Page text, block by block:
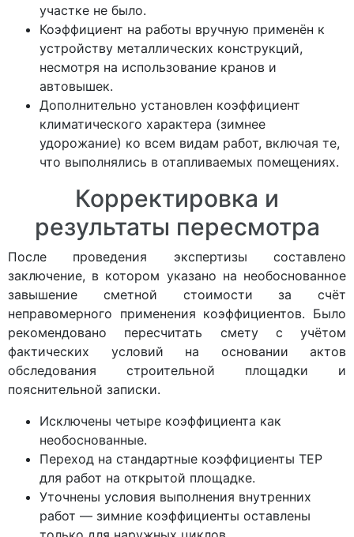
участке не было.
Коэффициент на работы вручную применён к
устройству металлических конструкций,
несмотря на использование кранов и
автовышек.
Дополнительно установлен коэффициент
климатического характера (зимнее
удорожание) ко всем видам работ, включая те,
что выполнялись в отапливаемых помещениях.
Корректировка и
результаты пересмотра
После проведения экспертизы составлено
заключение, в котором указано на необоснованное
завышение сметной стоимости за счёт
неправомерного применения коэффициентов. Было
рекомендовано пересчитать смету с учётом
фактических условий на основании актов
обследования строительной площадки и
пояснительной записки.
Исключены четыре коэффициента как
необоснованные.
Переход на стандартные коэффициенты ТЕР
для работ на открытой площадке.
Уточнены условия выполнения внутренних
работ — зимние коэффициенты оставлены